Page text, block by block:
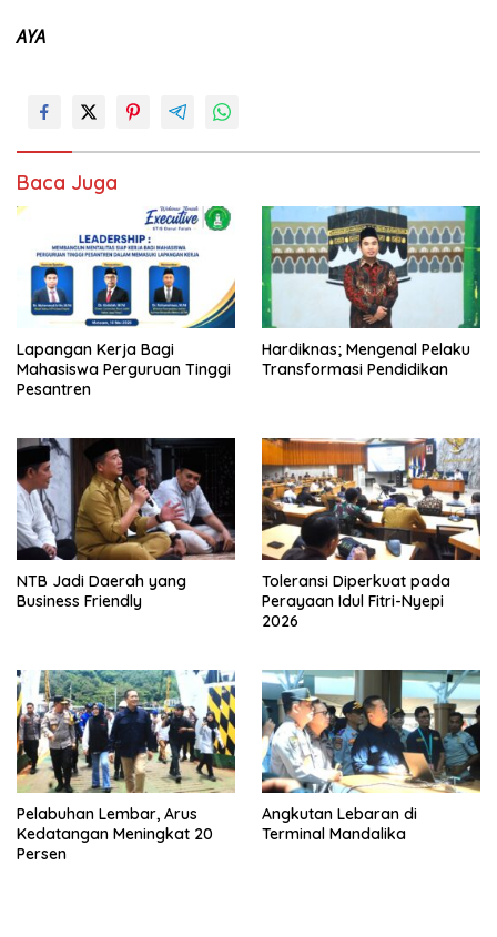
AYA
Baca Juga
Lapangan Kerja Bagi
Mahasiswa Perguruan Tinggi
Pesantren
Hardiknas; Mengenal Pelaku
Transformasi Pendidikan
NTB Jadi Daerah yang
Business Friendly
Toleransi Diperkuat pada
Perayaan Idul Fitri-Nyepi
2026
Pelabuhan Lembar, Arus
Kedatangan Meningkat 20
Persen
Angkutan Lebaran di
Terminal Mandalika